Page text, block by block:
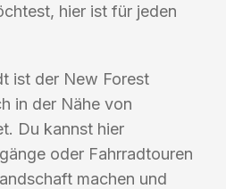
hier ist für jeden
ist der New Forest
in der Nähe von
Du kannst hier
oder Fahrradtouren
machen und